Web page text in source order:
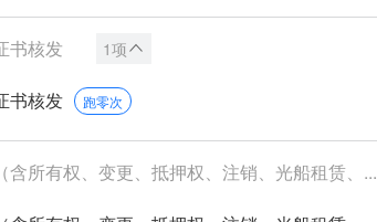
书核发 1项
书核发 跑零次
含所有权、变更、抵押权、注销、光船租赁、...